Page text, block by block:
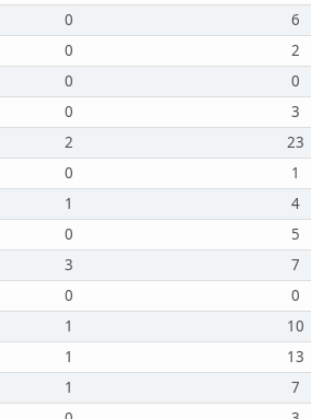
0 6
0 2
0 0
0 3
2 23
0 1
1 4
0 5
3 7
0 0
1 10
1 13
1 7